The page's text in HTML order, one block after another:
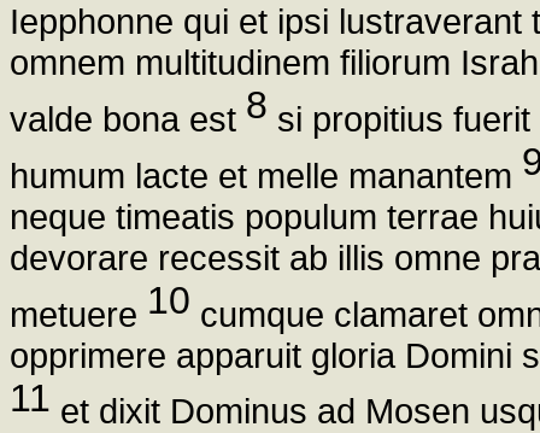
Iepphonne qui et ipsi
omnem multitudinem filiorum
valde bona est 8 si propitius
humum lacte et melle manantem
neque timeatis populum terrae
devorare recessit ab illis omne
metuere 10 cumque clamaret
opprimere apparuit gloria Domini
11 et dixit Dominus ad Mosen